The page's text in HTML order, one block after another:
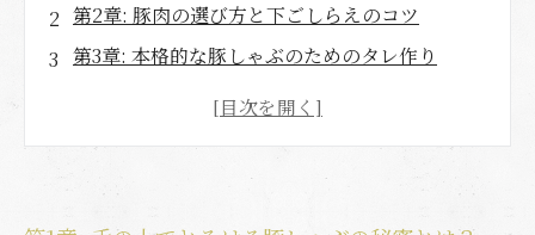
第2章: 豚肉の選び方と下ごしらえのコツ
第3章: 本格的な豚しゃぶのためのタレ作り
第4章: 季節ごとの食材を取り入れた豚しゃぶレ
第5章: 家族や友人と楽しむ豚しゃぶのひととき